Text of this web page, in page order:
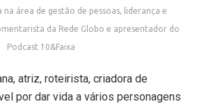
na área de gestão de pessoas, liderança e
da Rede Globo e apresentador do
Podcast 10&Faixa
atriz, roteirista, criadora de
por dar vida a vários personagens